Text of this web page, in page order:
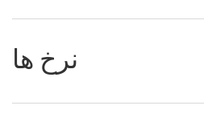
نرخ ها